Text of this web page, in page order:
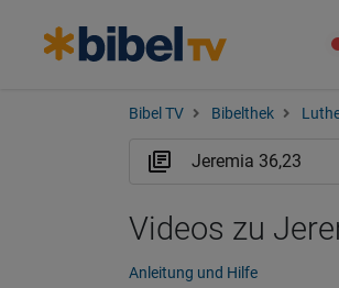
Bibel TV Bibelthek
Videos zu
Anleitung und Hilfe